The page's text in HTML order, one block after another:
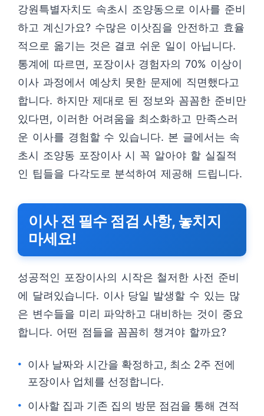
강원특별자치도 속초시 조양동으로 이사를 준비
하고 계신가요? 수많은 이삿짐을 안전하고 효율
적으로 옮기는 것은 결코 쉬운 일이 아닙니다.
통계에 따르면, 포장이사 경험자의 70% 이상이
이사 과정에서 예상치 못한 문제에 직면했다고
합니다. 하지만 제대로 된 정보와 꼼꼼한 준비만
있다면, 이러한 어려움을 최소화하고 만족스러
운 이사를 경험할 수 있습니다. 본 글에서는 속
초시 조양동 포장이사 시 꼭 알아야 할 실질적
인 팁들을 다각도로 분석하여 제공해 드립니다.
이사 전 필수 점검 사항, 놓치지
마세요!
성공적인 포장이사의 시작은 철저한 사전 준비
에 달려있습니다. 이사 당일 발생할 수 있는 많
은 변수들을 미리 파악하고 대비하는 것이 중요
합니다. 어떤 점들을 꼼꼼히 챙겨야 할까요?
이사 날짜와 시간을 확정하고, 최소 2주 전에
포장이사 업체를 선정합니다.
이사할 집과 기존 집의 방문 점검을 통해 견적